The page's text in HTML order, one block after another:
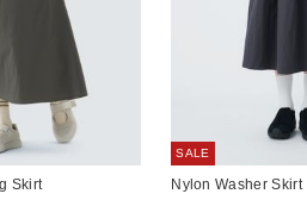
Skirt
SALE
Nylon Washer Skirt